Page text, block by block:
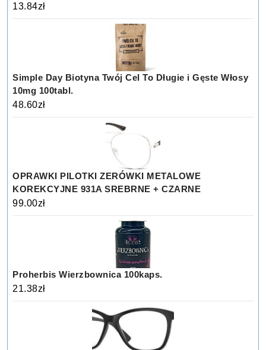
13.84zł
Simple Day Biotyna Twój Cel To Długie i Gęste Włosy
10mg 100tabl.
48.60zł
OPRAWKI PILOTKI ZERÓWKI METALOWE
KOREKCYJNE 931A SREBRNE + CZARNE
99.00zł
Proherbis Wierzbownica 100kaps.
21.38zł